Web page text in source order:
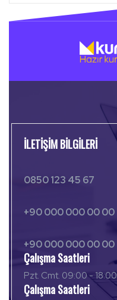
İLETIŞIM BILGILERI
0850 123 45 67
+90 000 000 00 00
+90 000 000 00 00
Çalışma Saatleri
Pzt. Cmt. 09:00 - 18:00
Çalışma Saatleri